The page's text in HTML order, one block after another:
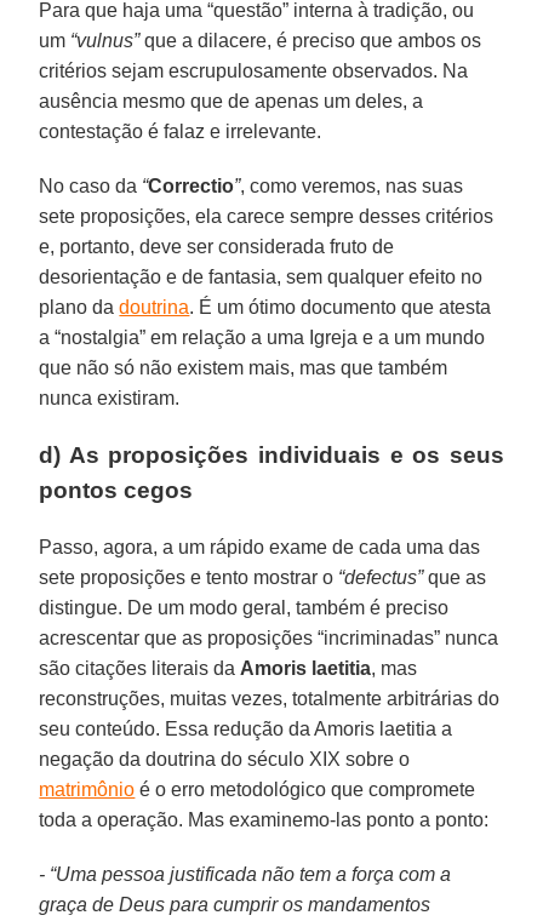
Para que haja uma “questão” interna à tradição, ou
um “vulnus”que a dilacere, é preciso que ambos os
critérios sejam escrupulosamente observados. Na
ausência mesmo que de apenas um deles, a
contestação é falaz e irrelevante.
No caso da “Correctio”, como veremos, nas suas
sete proposições, ela carece sempre desses critérios
e, portanto, deve ser considerada fruto de
desorientação e de fantasia, sem qualquer efeito no
plano dadoutrina. É um ótimo documento que atesta
a “nostalgia” em relação a uma Igreja e a um mundo
que não só não existem mais, mas que também
nunca existiram.
d) As proposições individuais e os seus
pontos cegos
Passo, agora, a um rápido exame de cada uma das
sete proposições e tento mostrar o “defectus”que as
distingue. De um modo geral, também é preciso
acrescentar que as proposições “incriminadas” nunca
são citações literais da Amoris laetitia, mas
reconstruções, muitas vezes, totalmente arbitrárias do
seu conteúdo. Essa redução da Amoris laetitia a
negação da doutrina do século XIX sobre o
matrimônio é o erro metodológico que compromete
toda a operação. Mas examinemo-las ponto a ponto:
- “Uma pessoa justificada não tem a força com a
graça de Deus para cumprir os mandamentos